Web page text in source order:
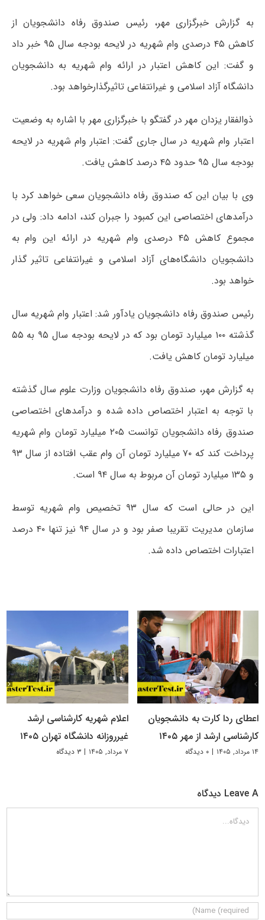
به گزارش خبرگزاری مهر، رئیس صندوق رفاه دانشجویان از
کاهش ۴۵ درصدی وام شهریه در لایحه بودجه سال ۹۵ خبر داد
و گفت: این کاهش اعتبار در ارائه وام شهریه به دانشجویان
دانشگاه آزاد اسلامی و غیرانتفاعی تاثیرگذارخواهد بود.
ذوالفقار یزدان مهر در گفتگو با خبرگزاری مهر با اشاره به وضعیت
اعتبار وام شهریه در سال جاری گفت: اعتبار وام شهریه در لایحه
بودجه سال ۹۵ حدود ۴۵ درصد کاهش یافت.
وی با بیان این که صندوق رفاه دانشجویان سعی خواهد کرد با
درآمدهای اختصاصی این کمبود را جبران کند، ادامه داد: ولی در
مجموع کاهش ۴۵ درصدی وام شهریه در ارائه این وام به
دانشجویان دانشگاه‌های آزاد اسلامی و غیرانتفاعی تاثیر گذار
خواهد بود.
رئیس صندوق رفاه دانشجویان یادآور شد: اعتبار وام شهریه سال
گذشته ۱۰۰ میلیارد تومان بود که در لایحه بودجه سال ۹۵ به ۵۵
میلیارد تومان کاهش یافت.
به گزارش مهر، صندوق رفاه دانشجویان وزارت علوم سال گذشته
با توجه به اعتبار اختصاص داده شده و درآمدهای اختصاصی
صندوق رفاه دانشجویان توانست ۲۰۵ میلیارد تومان وام شهریه
پرداخت کند که ۷۰ میلیارد تومان آن وام عقب افتاده از سال ۹۳
و ۱۳۵ میلیارد تومان آن مربوط به سال ۹۴ است.
این در حالی است که سال ۹۳ تخصیص وام شهریه توسط
سازمان مدیریت تقریبا صفر بود و در سال ۹۴ نیز تنها ۴۰ درصد
اعتبارات اختصاص داده شد.
اعطای ردا کارت به دانشجویان
کارشناسی ارشد از مهر ۱۴۰۵
۱۴ مرداد, ۱۴۰۵ | ۰ دیدگاه
اعلام شهریه کارشناسی ارشد
غیرروزانه دانشگاه تهران ۱۴۰۵
۷ مرداد, ۱۴۰۵ | ۳ دیدگاه
Leave A دیدگاه
دیدگاه